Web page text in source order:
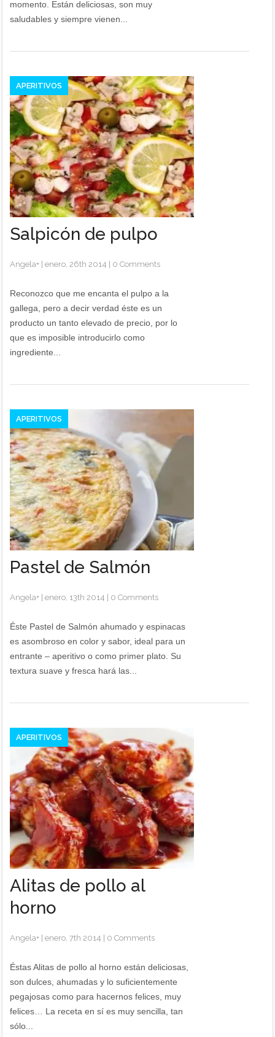
momento. Están deliciosas, son muy
saludables y siempre vienen...
APERITIVOS
Salpicón de pulpo
Angela+ |enero, 26th 2014 0 Comments
Reconozco que me encanta el pulpo a la
gallega, pero a decir verdad éste es un
producto un tanto elevado de precio, por lo
que es imposible introducirlo como
ingrediente...
APERITIVOS
Pastel de Salmón
Angela+ |enero, 13th 2014 0 Comments
Éste Pastel de Salmón ahumado y espinacas
es asombroso en color y sabor, ideal para un
entrante – aperitivo o como primer plato. Su
textura suave y fresca hará las...
APERITIVOS
Alitas de pollo al
horno
Angela+ |enero, 7th 2014 0 Comments
Éstas Alitas de pollo al horno están deliciosas,
son dulces, ahumadas y lo suficientemente
pegajosas como para hacernos felices, muy
felices… La receta en sí es muy sencilla, tan
sólo...